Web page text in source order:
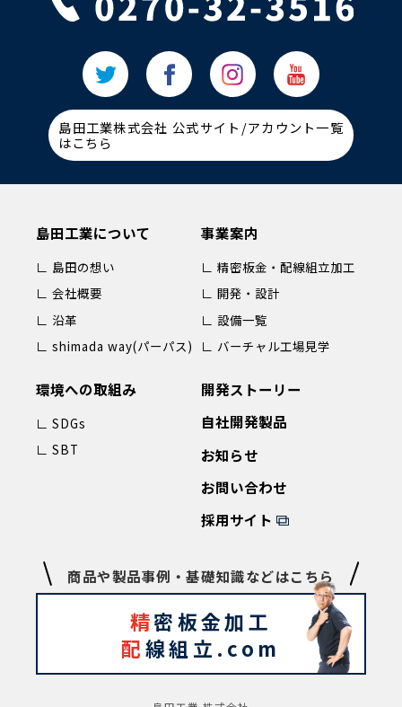
島田工業株式会社 公式サイト/アカウント一覧
はこちら
島田工業について
∟ 島田の想い
∟ 会社概要
∟ 沿革
∟ shimada way(パーパス)
事業案内
∟ 精密板金・配線組立加工
∟ 開発・設計
∟ 設備一覧
∟ バーチャル工場見学
環境への取組み
∟ SDGs
∟ SBT
開発ストーリー
自社開発製品
お知らせ
お問い合わせ
採用サイト
商品や製品事例・基礎知識などはこちら
精密板金加工
配線組立.com